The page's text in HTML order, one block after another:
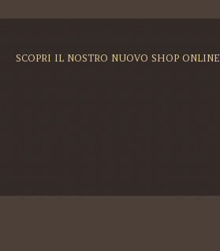
SCOPRI IL NOSTRO NUOVO SHOP ONLINE